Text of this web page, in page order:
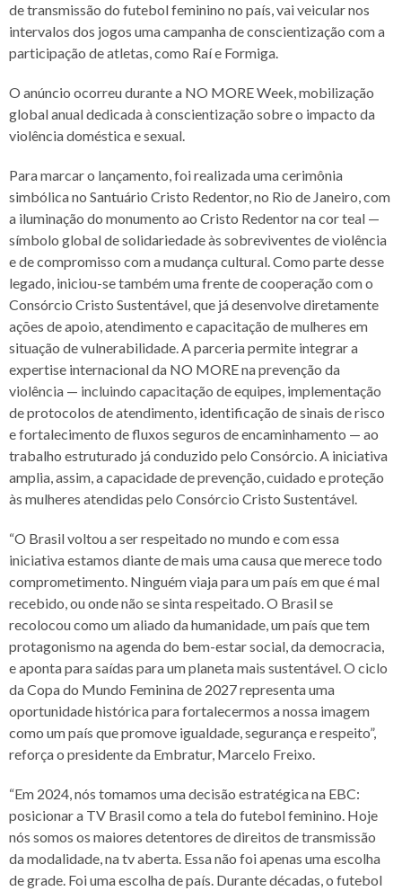
de transmissão do futebol feminino no país, vai veicular nos
intervalos dos jogos uma campanha de conscientização com a
participação de atletas, como Raí e Formiga.
O anúncio ocorreu durante a NO MORE Week, mobilização
global anual dedicada à conscientização sobre o impacto da
violência doméstica e sexual.
Para marcar o lançamento, foi realizada uma cerimônia
simbólica no Santuário Cristo Redentor, no Rio de Janeiro, com
a iluminação do monumento ao Cristo Redentor na cor teal —
símbolo global de solidariedade às sobreviventes de violência
e de compromisso com a mudança cultural. Como parte desse
legado, iniciou-se também uma frente de cooperação com o
Consórcio Cristo Sustentável, que já desenvolve diretamente
ações de apoio, atendimento e capacitação de mulheres em
situação de vulnerabilidade. A parceria permite integrar a
expertise internacional da NO MORE na prevenção da
violência — incluindo capacitação de equipes, implementação
de protocolos de atendimento, identificação de sinais de risco
e fortalecimento de fluxos seguros de encaminhamento — ao
trabalho estruturado já conduzido pelo Consórcio. A iniciativa
amplia, assim, a capacidade de prevenção, cuidado e proteção
às mulheres atendidas pelo Consórcio Cristo Sustentável.
“O Brasil voltou a ser respeitado no mundo e com essa
iniciativa estamos diante de mais uma causa que merece todo
comprometimento. Ninguém viaja para um país em que é mal
recebido, ou onde não se sinta respeitado. O Brasil se
recolocou como um aliado da humanidade, um país que tem
protagonismo na agenda do bem-estar social, da democracia,
e aponta para saídas para um planeta mais sustentável. O ciclo
da Copa do Mundo Feminina de 2027 representa uma
oportunidade histórica para fortalecermos a nossa imagem
como um país que promove igualdade, segurança e respeito”,
reforça o presidente da Embratur, Marcelo Freixo.
“Em 2024, nós tomamos uma decisão estratégica na EBC:
posicionar a TV Brasil como a tela do futebol feminino. Hoje
nós somos os maiores detentores de direitos de transmissão
da modalidade, na tv aberta. Essa não foi apenas uma escolha
de grade. Foi uma escolha de país. Durante décadas, o futebol